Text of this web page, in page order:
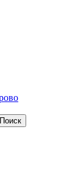
Поиск